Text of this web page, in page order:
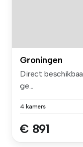
Groningen
Direct
ge...
4 kamers
€ 891